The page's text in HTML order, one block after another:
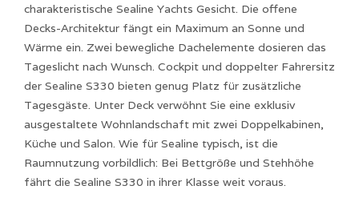
charakteristische Sealine Yachts Gesicht. Die offene
Decks-Architektur fängt ein Maximum an Sonne und
Wärme ein. Zwei bewegliche Dachelemente dosieren das
Tageslicht nach Wunsch. Cockpit und doppelter Fahrersitz
der Sealine S330 bieten genug Platz für zusätzliche
Tagesgäste. Unter Deck verwöhnt Sie eine exklusiv
ausgestaltete Wohnlandschaft mit zwei Doppelkabinen,
Küche und Salon. Wie für Sealine typisch, ist die
Raumnutzung vorbildlich: Bei Bettgröße und Stehhöhe
fährt die Sealine S330 in ihrer Klasse weit voraus.